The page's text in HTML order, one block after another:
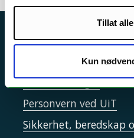
Tillat
Kun
Akutt hjelp
Driftsmeldinger
Personvern ved UiT
Sikkerhet, beredskap